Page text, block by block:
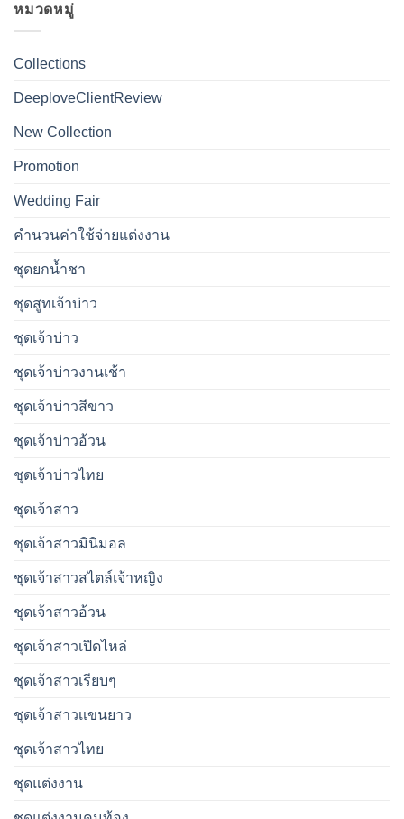
หมวดหมู่
Collections
DeeploveClientReview
New Collection
Promotion
Wedding Fair
คำนวนค่าใช้จ่ายแต่งงาน
ชุดยกน้ำชา
ชุดสูทเจ้าบ่าว
ชุดเจ้าบ่าว
ชุดเจ้าบ่าวงานเช้า
ชุดเจ้าบ่าวสีขาว
ชุดเจ้าบ่าวอ้วน
ชุดเจ้าบ่าวไทย
ชุดเจ้าสาว
ชุดเจ้าสาวมินิมอล
ชุดเจ้าสาวสไตล์เจ้าหญิง
ชุดเจ้าสาวอ้วน
ชุดเจ้าสาวเปิดไหล่
ชุดเจ้าสาวเรียบๆ
ชุดเจ้าสาวเเขนยาว
ชุดเจ้าสาวไทย
ชุดแต่งงาน